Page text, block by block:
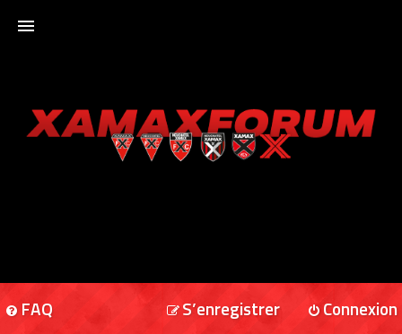
XAMAXFORUM
FAQ Connexion
S’enregistrer